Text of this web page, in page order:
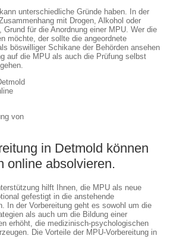
unterschiedliche Gründe haben. In der
mit Drogen, Alkohol oder
für die Anordnung einer MPU. Wer die
möchte, der sollte die angeordnete
böswilliger Schikane der Behörden ansehen
auf die MPU als auch die Prüfung selbst
von
in Detmold können
online absolvieren.
hilft Ihnen, die MPU als neue
gefestigt in die anstehende
In der Vorbereitung geht es sowohl um die
als auch um die Bildung einer
erhöht, die medizinisch-psychologischen
Die Vorteile der MPU-Vorbereitung in